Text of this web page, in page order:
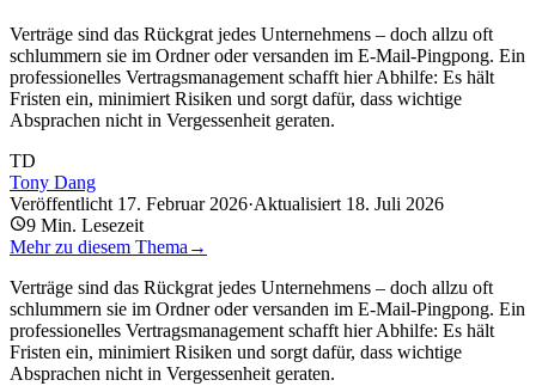
Verträge sind das Rückgrat jedes Unternehmens – doch allzu oft
schlummern sie im Ordner oder versanden im E-Mail-Pingpong. Ein
professionelles Vertragsmanagement schafft hier Abhilfe: Es hält
Fristen ein, minimiert Risiken und sorgt dafür, dass wichtige
Absprachen nicht in Vergessenheit geraten.
TD
Tony Dang
Veröffentlicht 17. Februar 2026·Aktualisiert 18. Juli 2026
9 Min. Lesezeit
Mehr zu diesem Thema →
Verträge sind das Rückgrat jedes Unternehmens – doch allzu oft
schlummern sie im Ordner oder versanden im E-Mail-Pingpong. Ein
professionelles Vertragsmanagement schafft hier Abhilfe: Es hält
Fristen ein, minimiert Risiken und sorgt dafür, dass wichtige
Absprachen nicht in Vergessenheit geraten.